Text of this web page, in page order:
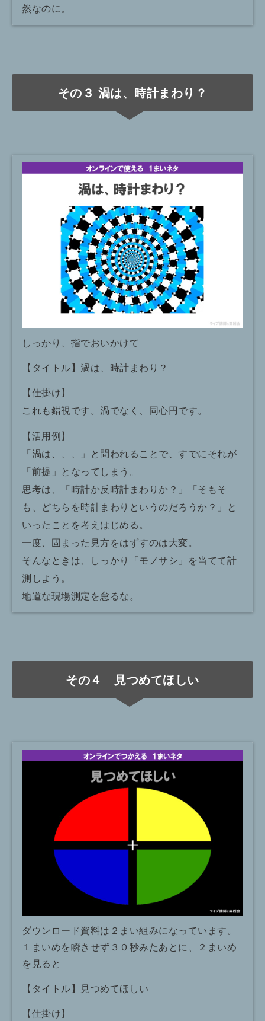
然なのに。
その３ 渦は、時計まわり？
しっかり、指でおいかけて
【タイトル】渦は、時計まわり？
【仕掛け】
これも錯視です。渦でなく、同心円です。
【活用例】
「渦は、、、」と問われることで、すでにそれが
「前提」となってしまう。
思考は、「時計か反時計まわりか？」「そもそ
も、どちらを時計まわりというのだろうか？」と
いったことを考えはじめる。
一度、固まった見方をはずすのは大変。
そんなときは、しっかり「モノサシ」を当てて計
測しよう。
地道な現場測定を怠るな。
その４ 見つめてほしい
ダウンロード資料は２まい組みになっています。
１まいめを瞬きせず３０秒みたあとに、２まいめ
を見ると
【タイトル】見つめてほしい
【仕掛け】